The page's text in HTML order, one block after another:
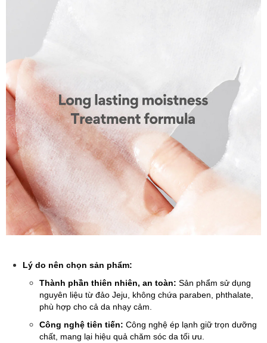
Lý do nên chọn sản phẩm:
Thành phần thiên nhiên, an toàn: Sản phẩm sử dụng
nguyên liệu từ đảo Jeju, không chứa paraben, phthalate,
phù hợp cho cả da nhạy cảm.
Công nghệ tiên tiến: Công nghệ ép lạnh giữ trọn dưỡng
chất, mang lại hiệu quả chăm sóc da tối ưu.